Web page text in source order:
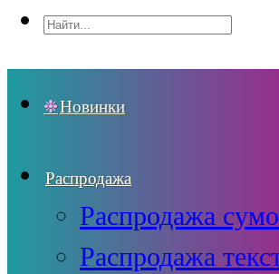
Новинки
Распродажа
Распродажа
Распродажа